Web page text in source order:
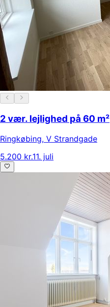
2 vær. lejlighed på 60 m²
Ringkøbing, V Strandgade
5.200 kr.11. juli